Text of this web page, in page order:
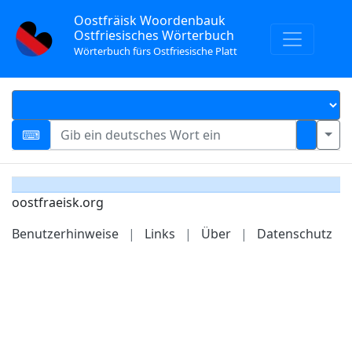
Oostfräisk Woordenbauk
Ostfriesisches Wörterbuch
Wörterbuch fürs Ostfriesische Platt
oostfraeisk.org
Benutzerhinweise
| Links | Über | Datenschutz